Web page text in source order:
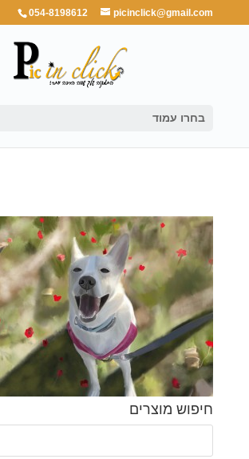
054-8198612 picinclick@gmail.com
בחרו עמוד
חיפוש מוצרים